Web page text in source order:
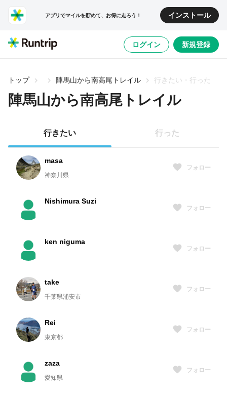
アプリでマイルを貯めて、お得に走ろう！ インストール
ログイン 新規登録
トップ 陣馬山から南高尾トレイル 行きたい・行った
陣馬山から南高尾トレイル
行きたい 行った
masa
神奈川県
フォロー
Nishimura Suzi
フォロー
ken niguma
フォロー
take
千葉県浦安市
フォロー
Rei
東京都
フォロー
zaza
愛知県
フォロー